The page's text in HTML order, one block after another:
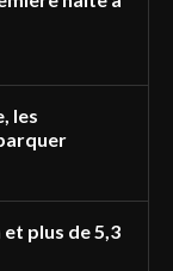
les
plus de 5,3